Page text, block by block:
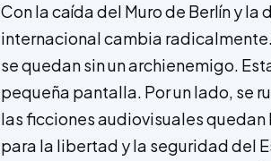
Con la caída del Muro de Berlín y
internacional cambia
se quedan sin un archienemigo.
pequeña pantalla. Por un lado, se
las ficciones audiovisuales
para la libertad y la seguridad del